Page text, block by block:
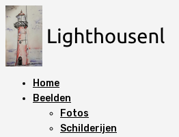
N
a
a
r
Home
Beelden
Fotos
Schilderijen